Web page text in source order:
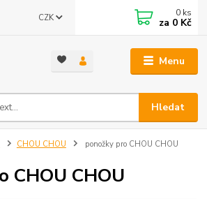
Menu
CZK
Hledat
0 ks
za 0 Kč
CHOU CHOU ponožky pro CHOU CHOU
CHOU CHOU